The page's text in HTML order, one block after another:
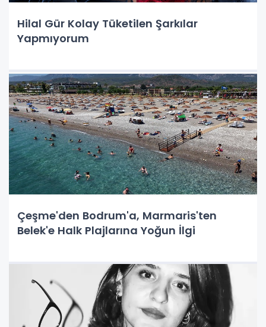
Hilal Gür Kolay Tüketilen Şarkılar
Yapmıyorum
Çeşme'den Bodrum'a, Marmaris'ten
Belek'e Halk Plajlarına Yoğun İlgi